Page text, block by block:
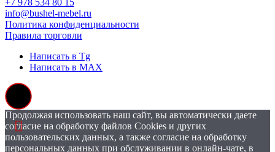
info@bushel-mebel.ru
Политика конфиденциальности
Правила торговли
Написать в Tg
Написать в MAX
Продолжая использовать наш сайт, вы автоматически даете
согласие на обработку файлов Cookies и других
пользовательских данных, а также согласие на обработку
персональных данных при обслуживании в онлайн-чате, в